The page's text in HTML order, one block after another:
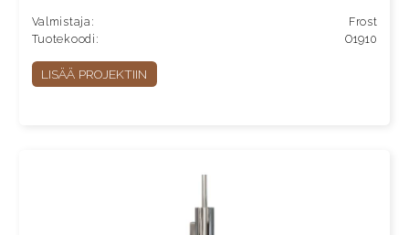
Valmistaja:
Frost
Tuotekoodi:
O1910
LISÄÄ PROJEKTIIN